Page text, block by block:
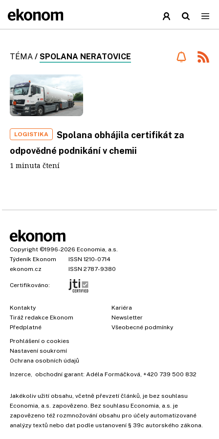
TÉMA / SPOLANA NERATOVICE
LOGISTIKA
Spolana obhájila certifikát za
odpovědné podnikání v chemii
1 minuta čtení
Copyright ©1996-2026 Economia, a.s.
Týdeník Ekonom
ISSN 1210-0714
ekonom.cz
ISSN 2787-9380
Certifikováno:
Kontakty
Tiráž redakce Ekonom
Předplatné
Kariéra
Newsletter
Všeobecné podmínky
Prohlášení o cookies
Nastavení soukromí
Ochrana osobních údajů
Inzerce , obchodní garant: Adéla Formáčková +420 739 500 832
Jakékoliv užití obsahu, včetně převzetí článků, je bez souhlasu
Economia, a.s. zapovězeno. Bez souhlasu Economia, a.s. je
zapovězeno též rozmnožování obsahu pro účely automatizované
analýzy textů nebo dat podle ustanovení § 39c autorského zákona.